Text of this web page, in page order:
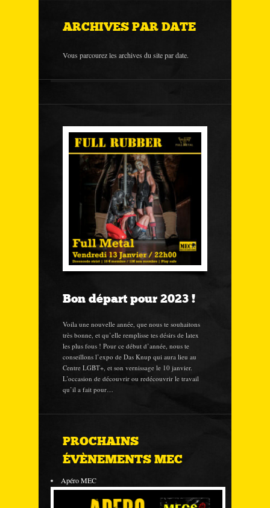
ARCHIVES PAR DATE
Vous parcourez les archives du site par date.
Bon départ pour 2023 !
Voila une nouvelle année, que nous te souhaitons
très bonne, et qu’elle remplisse tes désirs de latex
les plus fous ! Pour ce début d’année, nous te
conseillons l’expo de Das Knup qui aura lieu au
Centre LGBT+, et son vernissage le 10 janvier.
L’occasion de découvrir ou redécouvrir le travail
qu’il a fait pour…
PROCHAINS
ÉVÈNEMENTS MEC
Apéro MEC